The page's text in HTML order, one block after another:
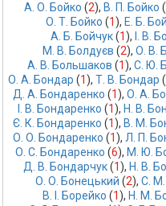
А. О. Бойко (2), В. П. Бойко (
О. Т. Бойко (1), Е. Б.
А. Б. Бойчук (1), І. В.
М. В. Болдуєв (2), О. В.
А. В. Большаков (1), С. Ю.
О. А. Бондар (1), Т. В. Бондар (
Д. А. Бондаренко (1), О. А.
І. В. Бондаренко (1), Н. В.
Є. К. Бондаренко (1), В. М.
О. О. Бондаренко (1), Л. П.
О. С. Бондаренко (6), М. Ю.
Д. В. Бондарчук (1), Н. В.
О. О. Бонецький (2), С.
В. І. Борейко (1), Н. М.